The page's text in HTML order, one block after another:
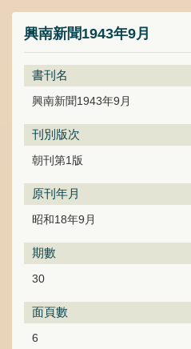
興南新聞1943年9月
書刊名
興南新聞1943年9月
刊別版次
朝刊第1版
原刊年月
昭和18年9月
期數
30
面頁數
6